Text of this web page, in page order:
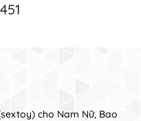
cho Nam Nữ, Bao